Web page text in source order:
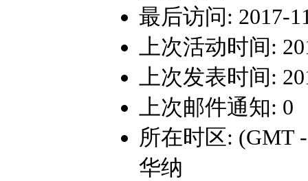
最后访问: 2017-
上次活动时间:
上次发表时间:
上次邮件通知: 0
所在时区: (GMT
华纳